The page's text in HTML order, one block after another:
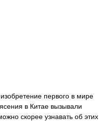
первого в мире
в Китае вызывали
скорее узнавать об этих